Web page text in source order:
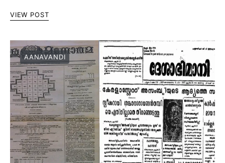
VIEW POST
AANAVANDI